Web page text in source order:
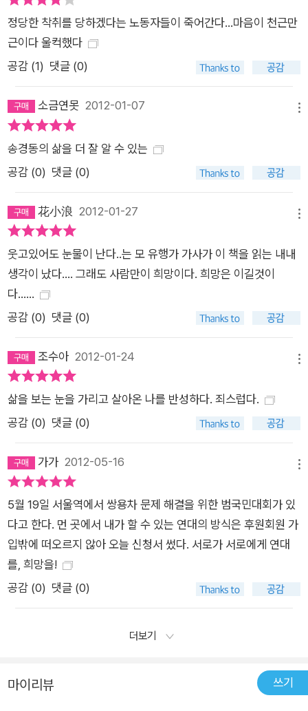
와 희망버스'에서는 한진중공업 김진숙과 희망버스에 대한 이야
기를 만날 수 있다.
정당한 착취를 당하겠다는 노동자들이 죽어간다...마음이 천근만
근이다 울컥했다
공감 (1) 댓글 (0)
소금연못 2012-01-07
송경동의 삶을 더 잘 알 수 있는
공감 (0) 댓글 (0)
花小浪 2012-01-27
웃고있어도 눈물이 난다..는 모 유행가 가사가 이 책을 읽는 내내
생각이 났다.... 그래도 사람만이 희망이다. 희망은 이길것이
다......
공감 (0) 댓글 (0)
조수아 2012-01-24
삶을 보는 눈을 가리고 살아온 나를 반성하다. 죄스럽다.
공감 (0) 댓글 (0)
가가 2012-05-16
5월 19일 서울역에서 쌍용차 문제 해결을 위한 범국민대회가 있
다고 한다. 먼 곳에서 내가 할 수 있는 연대의 방식은 후원회원 가
입밖에 떠오르지 않아 오늘 신청서 썼다. 서로가 서로에게 연대
를, 희망을!
공감 (0) 댓글 (0)
더보기
마이리뷰 쓰기